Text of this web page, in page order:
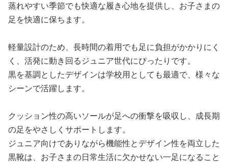
蒸れやすい季節でも快適な履き心地を提供し、お子さまの
足を快適に保ちます。
軽量設計のため、長時間の着用でも足に負担がかかりにく
く、活発に動き回るジュニア世代にぴったりです。
黒を基調としたデザインは学校用としても最適で、様々な
シーンで活躍します。
クッション性の高いソールが足への衝撃を吸収し、成長期
の足をやさしくサポートします。
ジュニア向けでありながら機能性とデザイン性を両立した
黒靴は、お子さまの日常生活に欠かせない一足になること